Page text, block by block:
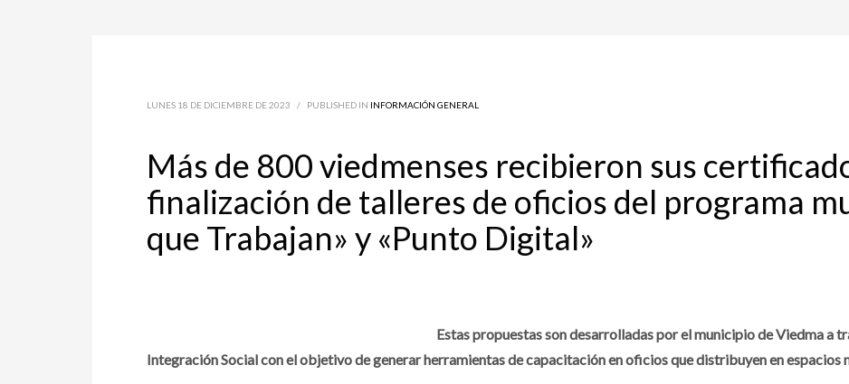
LUNES 18 DE DICIEMBRE DE 2023 / PUBLISHED IN INFORMACIÓN GENERAL
Más de 800 viedmenses recibieron sus
finalización de talleres de oficios del programa
que Trabajan» y «Punto Digital»
Estas propuestas son desarrolladas por el municipio de Viedma a
Integración Social con el objetivo de generar herramientas de capacitación en oficios que distribuyen en espacios